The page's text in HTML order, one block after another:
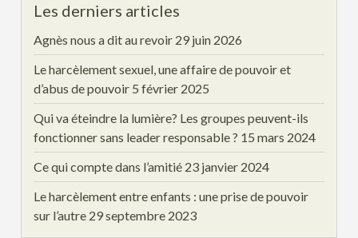
Les derniers articles
Agnès nous a dit au revoir 29 juin 2026
Le harcèlement sexuel, une affaire de pouvoir et
d’abus de pouvoir 5 février 2025
Qui va éteindre la lumière? Les groupes peuvent-ils
fonctionner sans leader responsable ? 15 mars 2024
Ce qui compte dans l’amitié 23 janvier 2024
Le harcèlement entre enfants : une prise de pouvoir
sur l’autre 29 septembre 2023